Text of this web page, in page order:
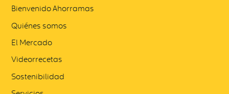
Bienvenido Ahorramas
Quiénes somos
El Mercado
Videorrecetas
Sostenibilidad